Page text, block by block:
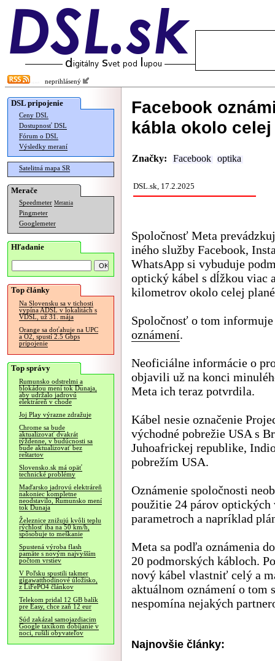
neprihlásený
DSL pripojenie
Ceny DSL
Dostupnosť DSL
Fórum o DSL
Výsledky meraní
Satelitná mapa SR
Merače
Speedmeter Merania
Pingmeter
Googlemeter
Hľadanie
Top články
Na Slovensku sa v tichosti
vypína ADSL v lokalitách s
VDSL, už 31. mája
Orange sa doťahuje na UPC
a O2, spustí 2.5 Gbps
pripojenie
Top správy
Rumunsko odstrelmi a
blokádou mení tok Dunaja,
aby udržalo jadrovú
elektráreň v chode
Joj Play výrazne zdražuje
Chrome sa bude
aktualizovať dvakrát
týždenne, v budúcnosti sa
bude aktualizovať bez
reštartov
Slovensko.sk má opäť
technické problémy
Maďarsko jadrovú elektráreň
nakoniec kompletne
neodstavilo, Rumunsko mení
tok Dunaja
Železnice znižujú kvôli teplu
rýchlosť iba na 50 km/h,
spôsobuje to meškanie
Spustená výroba flash
pamäte s novým najvyšším
počtom vrstiev
V Poľsku spustili takmer
gigawatthodinové úložisko,
z LiFePO4 článkov
Telekom pridal 12 GB balík
pre Easy, chce zaň 12 eur
Súd zakázal samojazdiacim
Google taxíkom dobíjanie v
noci, rušili obyvateľov
Facebook
kábla okolo
Značky: Facebook optika
DSL.sk, 17.2.2025
Spoločnosť Meta
iného služby Facebook,
WhatsApp si vybuduje
optický kábel s dĺžkou viac
kilometrov okolo celej
Spoločnosť o tom
oznámení.
Neoficiálne informácie o
objavili už na konci
Meta ich teraz potvrdila.
Kábel nesie označenie
východné pobrežie USA s
Juhoafrickej republike,
pobrežím USA.
Oznámenie spoločnosti
použitie 24 párov
parametroch a napríklad
Meta sa podľa oznámenia
20 podmorských kábloch.
nový kábel vlastniť celý a
aktuálnom oznámení o tom
nespomína nejakých
Najnovšie články: